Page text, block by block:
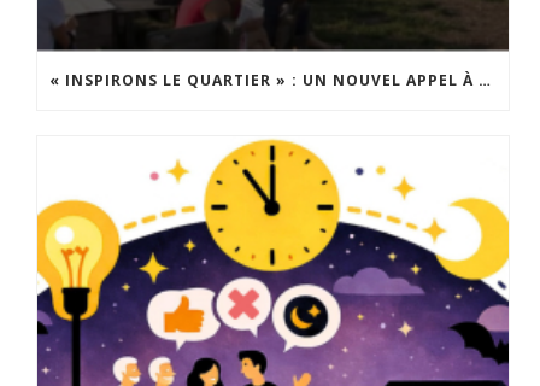
« INSPIRONS LE QUARTIER » : UN NOUVEL APPEL À PROJETS EST LANCÉ !